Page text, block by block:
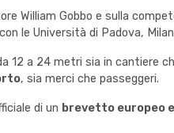
William Gobbo e sulla
le Università di Padova,
12 a 24 metri sia in cantiere
, sia merci che passeggeri.
di un brevetto europeo